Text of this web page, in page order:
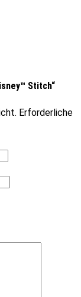
Stitch“
Erforderliche